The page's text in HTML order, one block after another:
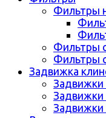
Фильтры
Фильтры
Фильтры
Задвижка
Задвижки
Задвижки